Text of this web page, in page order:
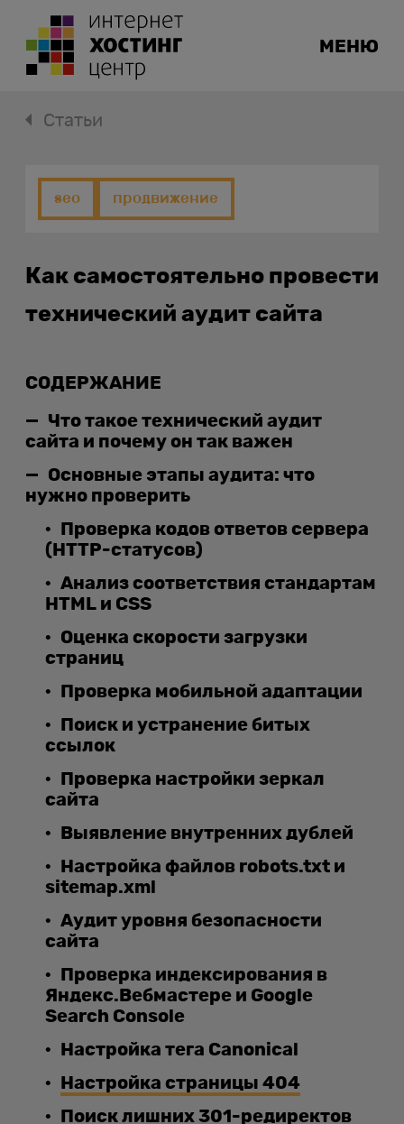
МЕНЮ
Статьи
seo продвижение
Как самостоятельно провести
технический аудит сайта
СОДЕРЖАНИЕ
Что такое технический аудит
сайта и почему он так важен
Основные этапы аудита: что
нужно проверить
Проверка кодов ответов сервера
(HTTP-статусов)
Анализ соответствия стандартам
HTML и CSS
Оценка скорости загрузки
страниц
Проверка мобильной адаптации
Поиск и устранение битых
ссылок
Проверка настройки зеркал
сайта
Выявление внутренних дублей
Настройка файлов robots.txt и
sitemap.xml
Аудит уровня безопасности
сайта
Проверка индексирования в
Яндекс.Вебмастере и Google
Search Console
Настройка тега Canonical
Настройка страницы 404
Поиск лишних 301-редиректов